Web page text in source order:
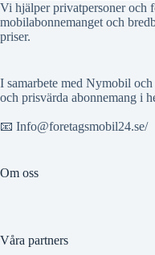
Vi hjälper privatpersoner och
mobilabonnemanget och
priser.
I samarbete med Nymobil
och prisvärda abonnemang i
📧 Info@foretagsmobil24.se/
Om oss
Våra partners